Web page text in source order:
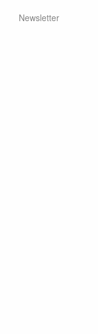
Newsletter